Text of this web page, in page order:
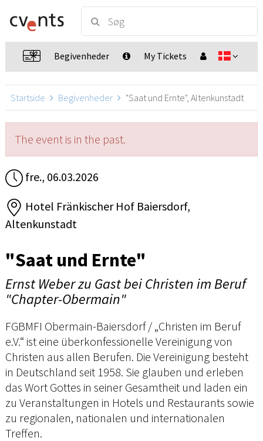
Begivenheder My Tickets
Startside Begivenheder "Saat und Ernte", Altenkunstadt
The event is in the past.
fre., 06.03.2026
Hotel Fränkischer Hof Baiersdorf,
Altenkunstadt
"Saat und Ernte"
Ernst Weber zu Gast bei Christen im Beruf
"Chapter-Obermain"
FGBMFI Obermain-Baiersdorf / „Christen im Beruf
e.V.“ ist eine überkonfessionelle Vereinigung von
Christen aus allen Berufen. Die Vereinigung besteht
in Deutschland seit 1958. Sie glauben und erleben
das Wort Gottes in seiner Gesamtheit und laden ein
zu Veranstaltungen in Hotels und Restaurants sowie
zu regionalen, nationalen und internationalen
Treffen.